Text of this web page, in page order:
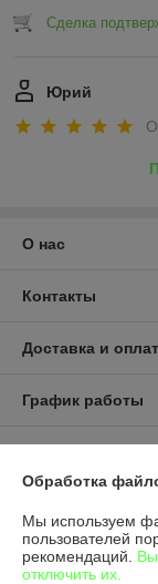
Сделка
Юрий
О нас
Контакты
Доставка и
График работы
Сайт создан на
Обработка
Мы используем
пользователей
рекомендаций.
отключить их.